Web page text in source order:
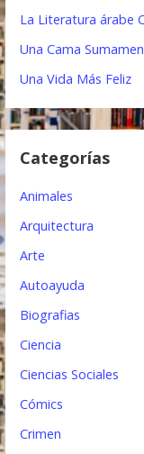
ó
d
n
La Literatura árabe
Una Cama
Una Vida Más Feliz
Categorías
Animales
Arquitectura
Arte
Autoayuda
Biografias
Ciencia
Ciencias Sociales
Cómics
Crimen